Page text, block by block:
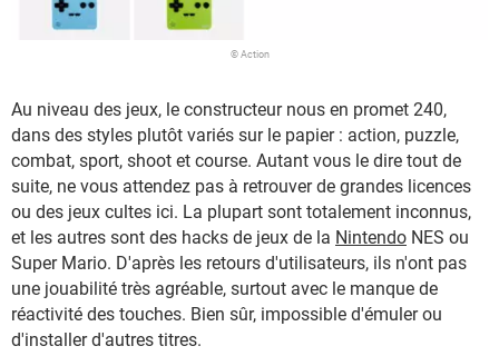
© Action
Au niveau des jeux, le constructeur nous en promet 240,
dans des styles plutôt variés sur le papier : action, puzzle,
combat, sport, shoot et course. Autant vous le dire tout de
suite, ne vous attendez pas à retrouver de grandes licences
ou des jeux cultes ici. La plupart sont totalement inconnus,
et les autres sont des hacks de jeux de la Nintendo NES ou
Super Mario. D'après les retours d'utilisateurs, ils n'ont pas
une jouabilité très agréable, surtout avec le manque de
réactivité des touches. Bien sûr, impossible d'émuler ou
d'installer d'autres titres.